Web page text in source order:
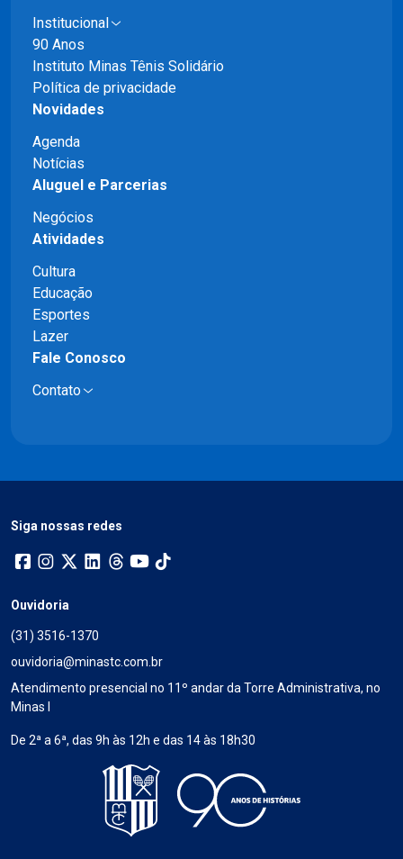
Institucional
90 Anos
Instituto Minas Tênis Solidário
Política de privacidade
Novidades
Agenda
Notícias
Aluguel e Parcerias
Negócios
Atividades
Cultura
Educação
Esportes
Lazer
Fale Conosco
Contato
Siga nossas redes
Ouvidoria
(31) 3516-1370
ouvidoria@minastc.com.br
Atendimento presencial no 11º andar da Torre Administrativa, no
Minas I
De 2ª a 6ª, das 9h às 12h e das 14 às 18h30